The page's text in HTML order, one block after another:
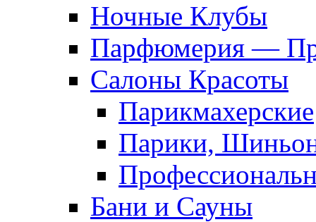
Ночные Клубы
Парфюмерия —
Салоны Красоты
Парикмахерские
Парики,
Бани и Сауны